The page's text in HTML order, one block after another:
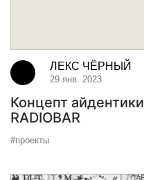
ЛЕКС ЧЁРНЫЙ
29 янв. 2023
Концепт
RADIOBAR
#проекты